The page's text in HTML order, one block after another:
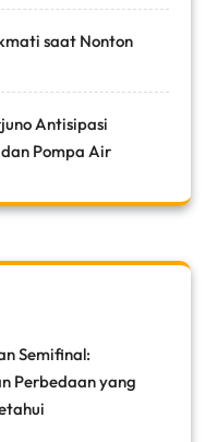
saat Nonton
Antisipasi
Pompa Air
Semifinal:
Perbedaan yang